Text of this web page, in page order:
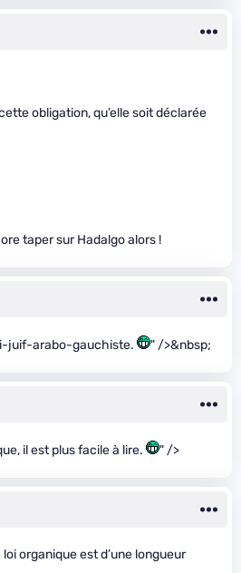
obligation, qu’elle soit déclarée
taper sur Hadalgo alors !
juif-arabo-gauchiste. " />&nbsp;
il est plus facile à lire. " />
organique est d’une longueur